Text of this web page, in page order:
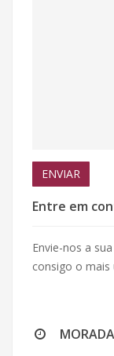
ENVIAR
Entre em
Envie-nos a
consigo o mais
MORADA